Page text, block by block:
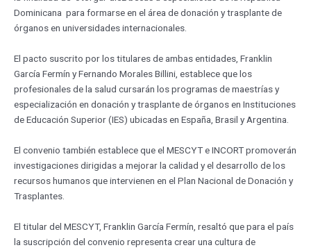
Dominicana para formarse en el área de donación y trasplante de
órganos en universidades internacionales.
El pacto suscrito por los titulares de ambas entidades, Franklin
García Fermín y Fernando Morales Billini, establece que los
profesionales de la salud cursarán los programas de maestrías y
especialización en donación y trasplante de órganos en Instituciones
de Educación Superior (IES) ubicadas en España, Brasil y Argentina.
El convenio también establece que el MESCYT e INCORT promoverán
investigaciones dirigidas a mejorar la calidad y el desarrollo de los
recursos humanos que intervienen en el Plan Nacional de Donación y
Trasplantes.
El titular del MESCYT, Franklin García Fermín, resaltó que para el país
la suscripción del convenio representa crear una cultura de